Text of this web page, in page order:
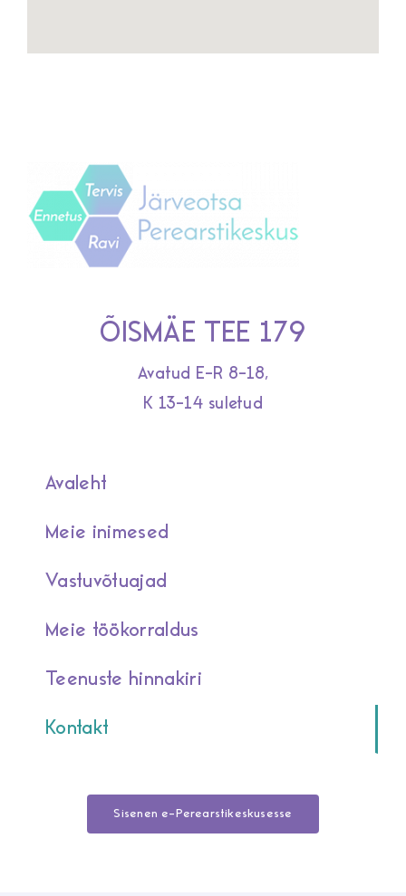
ÕISMÄE TEE 179
Avatud E-R 8-18,
K 13-14 suletud
Avaleht
Meie inimesed
Vastuvõtuajad
Meie töökorraldus
Teenuste hinnakiri
Kontakt
Sisenen e-Perearstikeskusesse